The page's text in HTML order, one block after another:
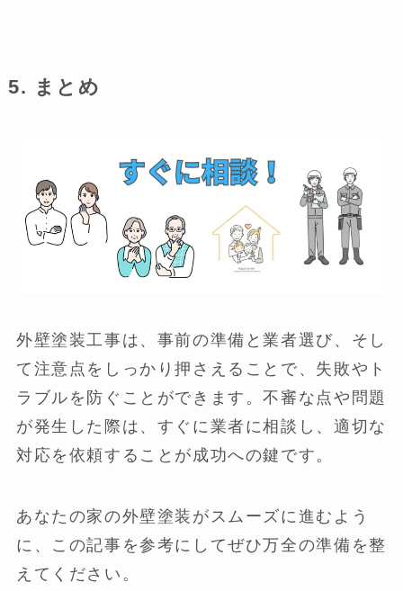
5. まとめ
外壁塗装工事は、事前の準備と業者選び、そし
て注意点をしっかり押さえることで、失敗やト
ラブルを防ぐことができます。不審な点や問題
が発生した際は、すぐに業者に相談し、適切な
対応を依頼することが成功への鍵です。
あなたの家の外壁塗装がスムーズに進むよう
に、この記事を参考にしてぜひ万全の準備を整
えてください。